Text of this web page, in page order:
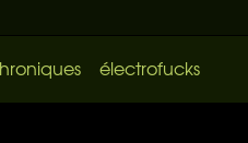
électrofucks